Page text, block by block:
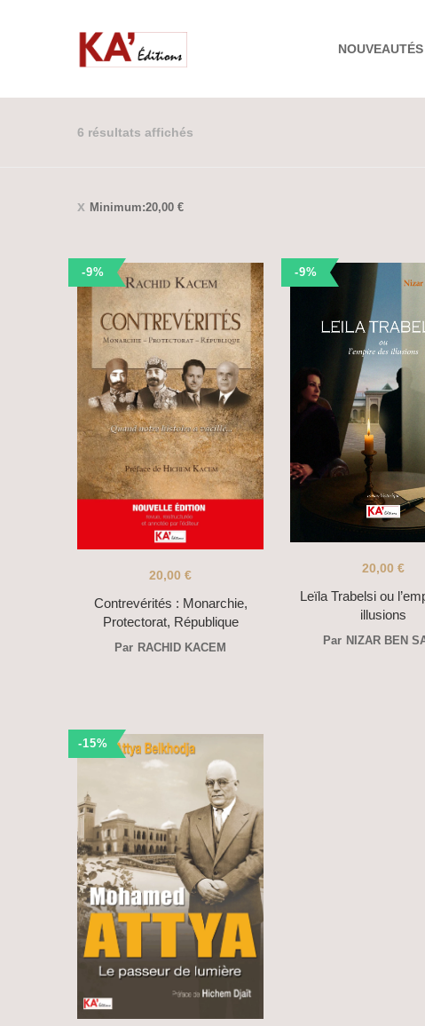
NOUVEAUTÉS
6 résultats affichés
Minimum:20,00 €
-9%
Contrevérités : Monarchie,
Protectorat, République
20,00 €
Par RACHID KACEM
-9%
Leïla Trabelsi ou
illusions
20,00 €
Par NIZAR BEN
-15%